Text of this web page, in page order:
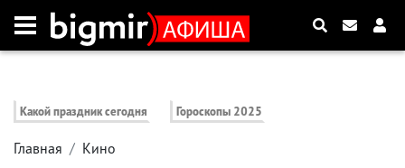
Какой праздник сегодня Гороскопы 2025
Главная Кино